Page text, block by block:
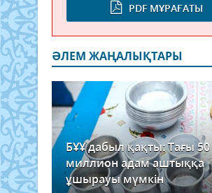
PDF МҰРАҒАТЫ
ӘЛЕМ ЖАҢАЛЫҚТАРЫ
БҰҰ дабыл қақты: Тағы 50
миллион адам аштыққа
ұшырауы мүмкін